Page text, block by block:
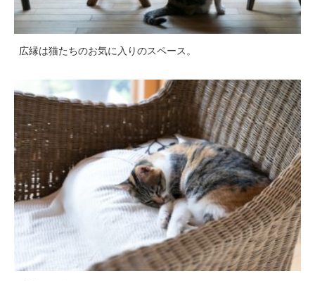
広縁は猫たちのお気に入りのスペース。